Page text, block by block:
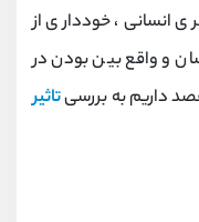
انسانی، خودداری از
و واقع بین بودن در
داریم به بررسیتاثیر